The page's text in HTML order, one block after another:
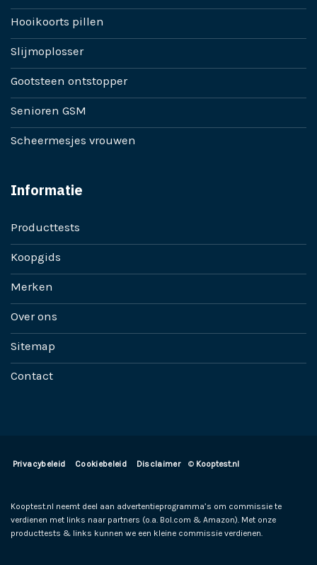
Hooikoorts pillen
Slijmoplosser
Gootsteen ontstopper
Senioren GSM
Scheermesjes vrouwen
Informatie
Producttests
Koopgids
Merken
Over ons
Sitemap
Contact
Privacybeleid Cookiebeleid Disclaimer © Kooptest.nl
Kooptest.nl neemt deel aan advertentieprogramma’s om commissie te
verdienen met links naar partners (o.a. Bol.com & Amazon). Met onze
producttests & links kunnen we een kleine commissie verdienen.